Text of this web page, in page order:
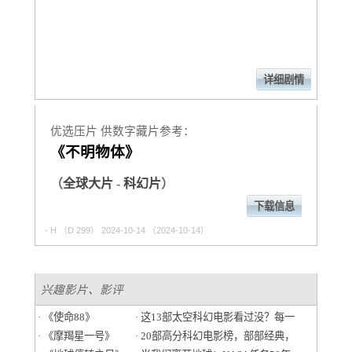
详细剧情
优选压片 供数字藏片参考：
《不明物体》
（全球大片 - 科幻片）
下载信息
- H （D 299） 2024-10-14 （2024-10-14）
兴趣影片、影评
· 《使命88》
· 《摩羯星一号》
· 这13部太空科幻电影看过没？每一
· 20部高分科幻电影榜，部部经典，